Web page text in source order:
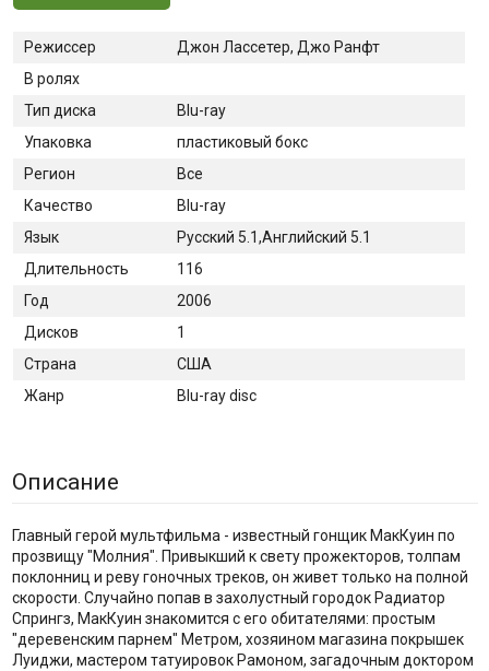
Режиссер
Джон Лассетер, Джо Ранфт
В ролях
Тип диска
Blu-ray
Упаковка
пластиковый бокс
Регион
Все
Качество
Blu-ray
Язык
Русский 5.1,Английский 5.1
Длительность
116
Год
2006
Дисков
1
Страна
США
Жанр
Blu-ray disc
Описание
Главный герой мультфильма - известный гонщик МакКуин по
прозвищу "Молния". Привыкший к свету прожекторов, толпам
поклонниц и реву гоночных треков, он живет только на полной
скорости. Случайно попав в захолустный городок Радиатор
Спрингз, МакКуин знакомится с его обитателями: простым
"деревенским парнем" Метром, хозяином магазина покрышек
Луиджи, мастером татуировок Рамоном, загадочным доктором